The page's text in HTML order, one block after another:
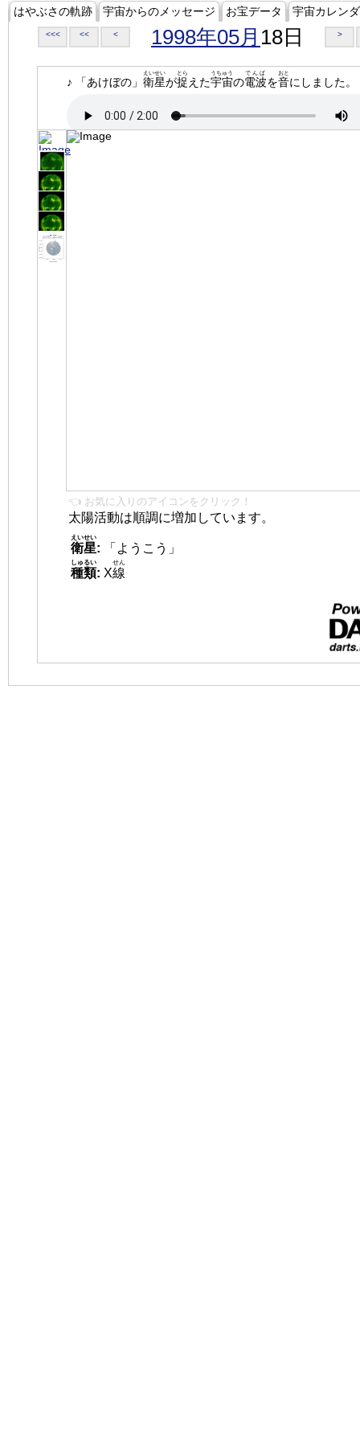
はやぶさの軌跡 宇宙からのメッセージ お宝データ 宇宙カレン
<<< << < 1998年05月 18日 >
♪ 「あけぼの」 衛星
えいせい
が捉
とら
えた宇宙
うちゅう
の電波
でんぱ
を音
おと
にしました。
👈 お気に入りのアイコンをクリック！
太陽活動は順調に増加しています。
衛星
えいせい
:
「ようこう」
種類
しゅるい
: X線
せん